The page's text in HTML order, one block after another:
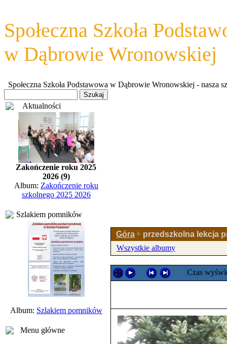
Społeczna Szkoła
w Dąbrowie Wronowskiej
Społeczna Szkoła Podstawowa w Dąbrowie Wronowskiej - nasza
Aktualności
Zakończenie roku 2025
2026 (9)
Album: Zakończenie roku
szkolnego 2025 2026
Szlakiem pomników
Album: Szlakiem pomników
Menu główne
Góra
przedszkolna lekcja
Wszystkie albumy
Czas